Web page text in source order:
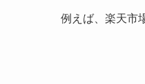
例えば、楽天市